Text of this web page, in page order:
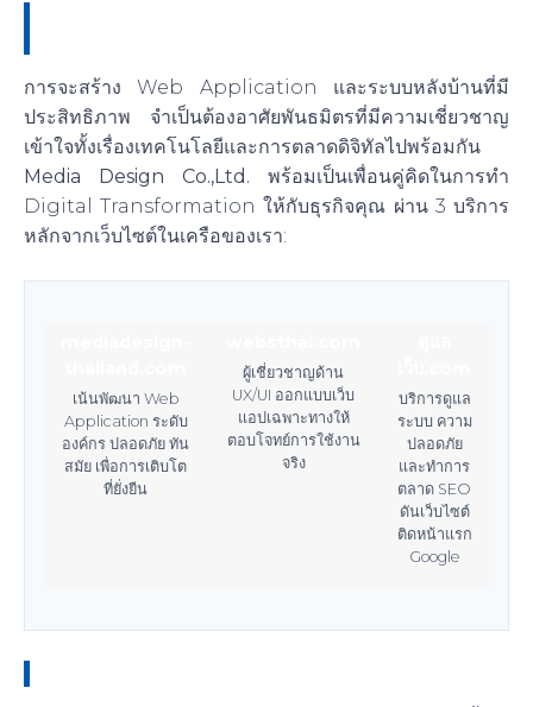
การจะสร้าง Web Application และระบบหลังบ้านที่มี
ประสิทธิภาพ จำเป็นต้องอาศัยพันธมิตรที่มีความเชี่ยวชาญ
เข้าใจทั้งเรื่องเทคโนโลยีและการตลาดดิจิทัลไปพร้อมกัน
Media Design Co.,Ltd. พร้อมเป็นเพื่อนคู่คิดในการทำ
Digital Transformation ให้กับธุรกิจคุณ ผ่าน 3 บริการ
หลักจากเว็บไซต์ในเครือของเรา:
เน้นพัฒนา Web
Application ระดับ
องค์กร ปลอดภัย ทัน
สมัย เพื่อการเติบโต
ที่ยั่งยืน
ผู้เชี่ยวชาญด้าน
UX/UI ออกแบบเว็บ
แอปเฉพาะทางให้
ตอบโจทย์การใช้งาน
จริง
บริการดูแล
ระบบ ความ
ปลอดภัย
และทำการ
ตลาด SEO
ดันเว็บไซต์
ติดหน้าแรก
Google